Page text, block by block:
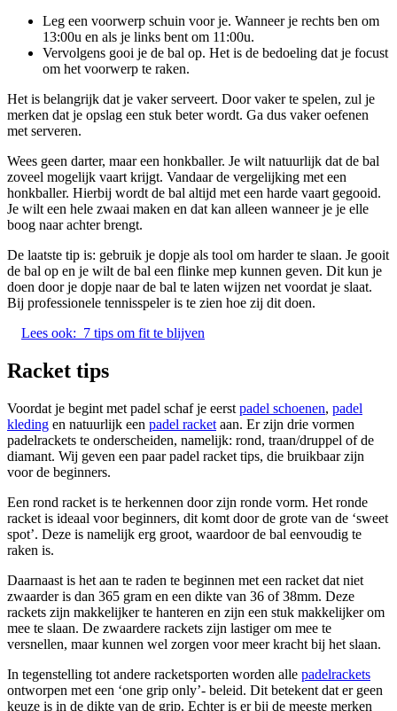
Leg een voorwerp schuin voor je. Wanneer je rechts ben om
13:00u en als je links bent om 11:00u.
Vervolgens gooi je de bal op. Het is de bedoeling dat je focust
om het voorwerp te raken.
Het is belangrijk dat je vaker serveert. Door vaker te spelen, zul je
merken dat je opslag een stuk beter wordt. Ga dus vaker oefenen
met serveren.
Wees geen darter, maar een honkballer. Je wilt natuurlijk dat de bal
zoveel mogelijk vaart krijgt. Vandaar de vergelijking met een
honkballer. Hierbij wordt de bal altijd met een harde vaart gegooid.
Je wilt een hele zwaai maken en dat kan alleen wanneer je je elle
boog naar achter brengt.
De laatste tip is: gebruik je dopje als tool om harder te slaan. Je gooit
de bal op en je wilt de bal een flinke mep kunnen geven. Dit kun je
doen door je dopje naar de bal te laten wijzen net voordat je slaat.
Bij professionele tennisspeler is te zien hoe zij dit doen.
Lees ook: 7 tips om fit te blijven
Racket tips
Voordat je begint met padel schaf je eerst padel schoenen, padel
kleding en natuurlijk een padel racket aan. Er zijn drie vormen
padelrackets te onderscheiden, namelijk: rond, traan/druppel of de
diamant. Wij geven een paar padel racket tips, die bruikbaar zijn
voor de beginners.
Een rond racket is te herkennen door zijn ronde vorm. Het ronde
racket is ideaal voor beginners, dit komt door de grote van de ‘sweet
spot’. Deze is namelijk erg groot, waardoor de bal eenvoudig te
raken is.
Daarnaast is het aan te raden te beginnen met een racket dat niet
zwaarder is dan 365 gram en een dikte van 36 of 38mm. Deze
rackets zijn makkelijker te hanteren en zijn een stuk makkelijker om
mee te slaan. De zwaardere rackets zijn lastiger om mee te
versnellen, maar kunnen wel zorgen voor meer kracht bij het slaan.
In tegenstelling tot andere racketsporten worden alle padelrackets
ontworpen met een ‘one grip only’- beleid. Dit betekent dat er geen
keuze is in de dikte van de grip. Echter is er bij de meeste merken